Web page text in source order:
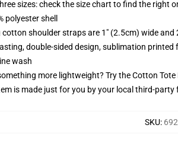
sizes: check the size chart to find the right
polyester shell
shoulder straps are 1" (2.5cm) wide
double-sided design, sublimation printed
wash
more lightweight? Try the Cotton Tote
is made just for you by your local third-
SKU: